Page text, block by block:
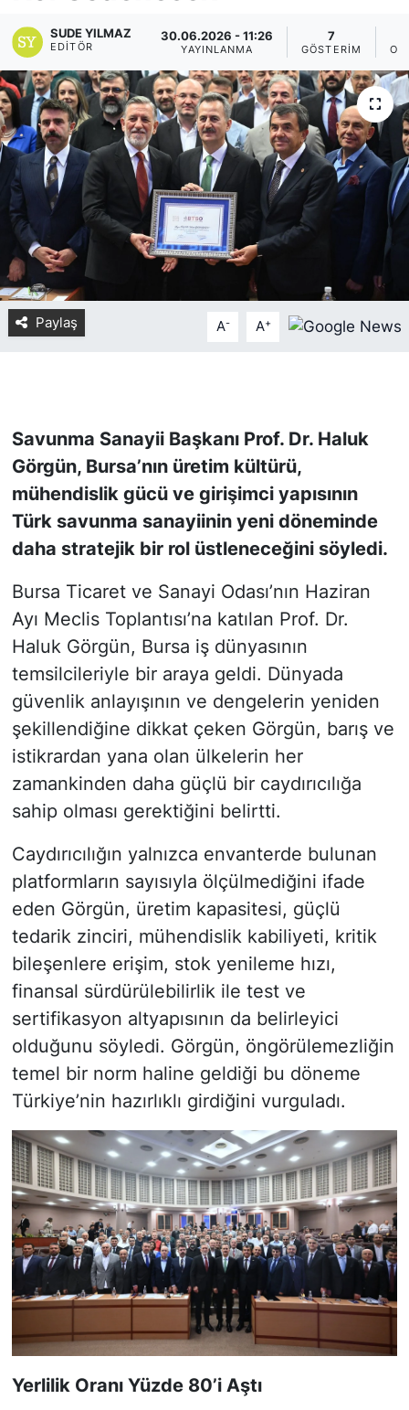
SUDE YILMAZ
EDITÖR
30.06.2026 - 11:26
YAYINLANMA
7
GÖSTERIM
Paylaş A- A+
Savunma Sanayii Başkanı Prof. Dr. Haluk
Görgün, Bursa’nın üretim kültürü,
mühendislik gücü ve girişimci yapısının
Türk savunma sanayiinin yeni döneminde
daha stratejik bir rol üstleneceğini söyledi.
Bursa Ticaret ve Sanayi Odası’nın Haziran
Ayı Meclis Toplantısı’na katılan Prof. Dr.
Haluk Görgün, Bursa iş dünyasının
temsilcileriyle bir araya geldi. Dünyada
güvenlik anlayışının ve dengelerin yeniden
şekillendiğine dikkat çeken Görgün, barış ve
istikrardan yana olan ülkelerin her
zamankinden daha güçlü bir caydırıcılığa
sahip olması gerektiğini belirtti.
Caydırıcılığın yalnızca envanterde bulunan
platformların sayısıyla ölçülmediğini ifade
eden Görgün, üretim kapasitesi, güçlü
tedarik zinciri, mühendislik kabiliyeti, kritik
bileşenlere erişim, stok yenileme hızı,
finansal sürdürülebilirlik ile test ve
sertifikasyon altyapısının da belirleyici
olduğunu söyledi. Görgün, öngörülemezliğin
temel bir norm haline geldiği bu döneme
Türkiye’nin hazırlıklı girdiğini vurguladı.
Yerlilik Oranı Yüzde 80’i Aştı
Yurt Dışı Fuarlar
Teknoloji
Spor
KÜLTÜR SANAT
ŞİRKET HABERLERİ
SAVUNMA SANAYİ
FUAR HABERLERİ
FUAR TAKVİMİ
Amerika Fuarları
FUAR RAPORU
KONGRE HABERLERİ
KONGRE TAKVİMİ
RÖPORTAJLAR
BİYOGRAFİLER